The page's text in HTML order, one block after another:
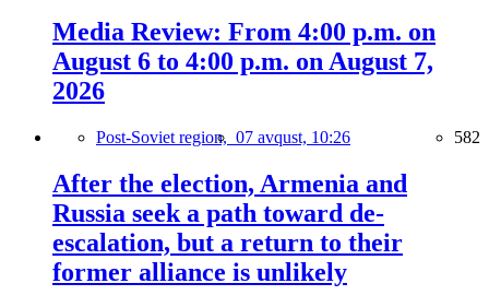
Media Review: From 4:00 p.m. on
August 6 to 4:00 p.m. on August 7,
2026
Post-Soviet region, 07 avqust, 10:26 582
After the election, Armenia and
Russia seek a path toward de-
escalation, but a return to their
former alliance is unlikely